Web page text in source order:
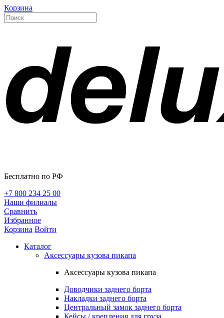
Корзина
Бесплатно по РФ
+7 800 234 25 00
Наши филиалы
Сравнить
Избранное
Корзина Войти
Каталог
Аксессуары кузова пикапа
Аксессуары кузова пикапа
Доводчики заднего борта
Накладки заднего борта
Центральный замок заднего борта
Кейсы / крепления для груза